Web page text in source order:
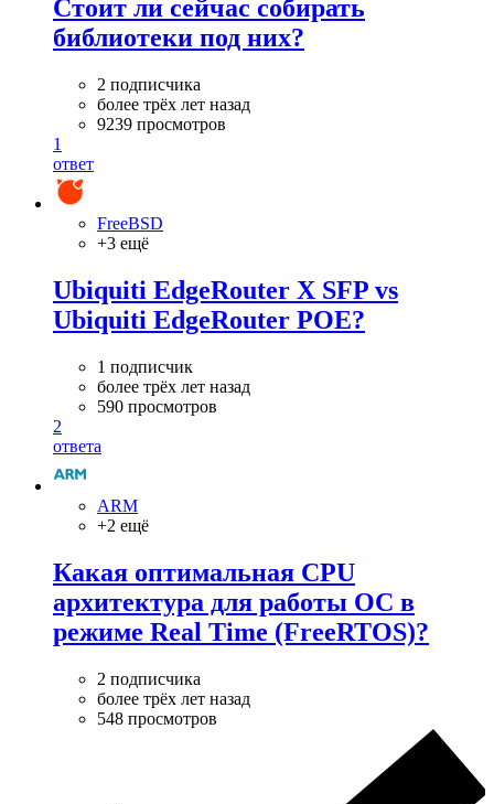
Стоит ли сейчас собирать
библиотеки под них?
2 подписчика
более трёх лет назад
9239 просмотров
1
ответ
FreeBSD
+3 ещё
Ubiquiti EdgeRouter X SFP vs
Ubiquiti EdgeRouter POE?
1 подписчик
более трёх лет назад
590 просмотров
2
ответа
ARM
+2 ещё
Какая оптимальная CPU
архитектура для работы ОС в
режиме Real Time (FreeRTOS)?
2 подписчика
более трёх лет назад
548 просмотров